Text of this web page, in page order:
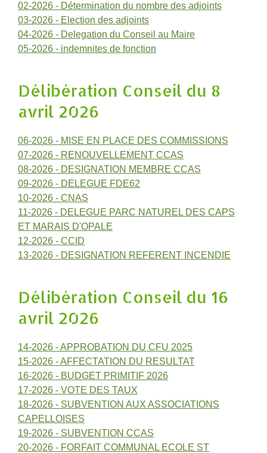
02-2026 - Détermination du nombre des adjoints
03-2026 - Election des adjoints
04-2026 - Delegation du Conseil au Maire
05-2026 - indemnites de fonction
Délibération Conseil du 8
avril 2026
06-2026 - MISE EN PLACE DES COMMISSIONS
07-2026 - RENOUVELLEMENT CCAS
08-2026 - DESIGNATION MEMBRE CCAS
09-2026 - DELEGUE FDE62
10-2026 - CNAS
11-2026 - DELEGUE PARC NATUREL DES CAPS
ET MARAIS D'OPALE
12-2026 - CCID
13-2026 - DESIGNATION REFERENT INCENDIE
Délibération Conseil du 16
avril 2026
14-2026 - APPROBATION DU CFU 2025
15-2026 - AFFECTATION DU RESULTAT
16-2026 - BUDGET PRIMITIF 2026
17-2026 - VOTE DES TAUX
18-2026 - SUBVENTION AUX ASSOCIATIONS
CAPELLOISES
19-2026 - SUBVENTION CCAS
20-2026 - FORFAIT COMMUNAL ECOLE ST